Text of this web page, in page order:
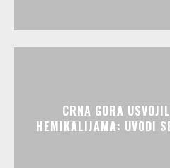
CRNA GORA
HEMIKALIJAMA: UVODI